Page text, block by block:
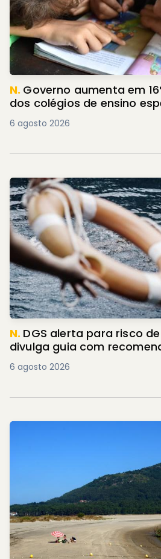
N. Governo aumenta em
dos colégios de ensino
6 agosto 2026
N. DGS alerta para risco
divulga guia com
6 agosto 2026